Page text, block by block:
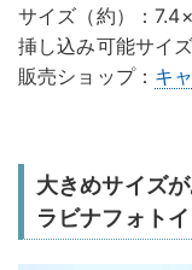
サイズ（約）：
挿し込み可能サイ
販売ショップ： キ
大きめサイズ
ラビナフォトイ